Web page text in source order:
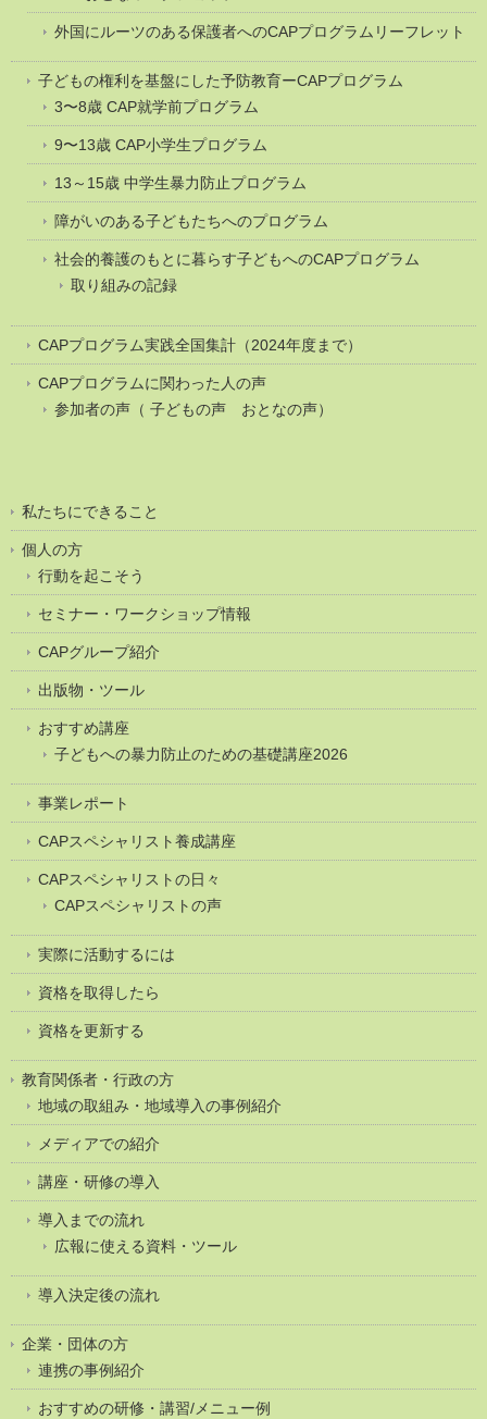
外国にルーツのある保護者へのCAPプログラムリーフレット
子どもの権利を基盤にした予防教育ーCAPプログラム
3〜8歳 CAP就学前プログラム
9〜13歳 CAP小学生プログラム
13～15歳 中学生暴力防止プログラム
障がいのある子どもたちへのプログラム
社会的養護のもとに暮らす子どもへのCAPプログラム
取り組みの記録
CAPプログラム実践全国集計（2024年度まで）
CAPプログラムに関わった人の声
参加者の声（ 子どもの声 おとなの声）
私たちにできること
個人の方
行動を起こそう
セミナー・ワークショップ情報
CAPグループ紹介
出版物・ツール
おすすめ講座
子どもへの暴力防止のための基礎講座2026
事業レポート
CAPスペシャリスト養成講座
CAPスペシャリストの日々
CAPスペシャリストの声
実際に活動するには
資格を取得したら
資格を更新する
教育関係者・行政の方
地域の取組み・地域導入の事例紹介
メディアでの紹介
講座・研修の導入
導入までの流れ
広報に使える資料・ツール
導入決定後の流れ
企業・団体の方
連携の事例紹介
おすすめの研修・講習/メニュー例